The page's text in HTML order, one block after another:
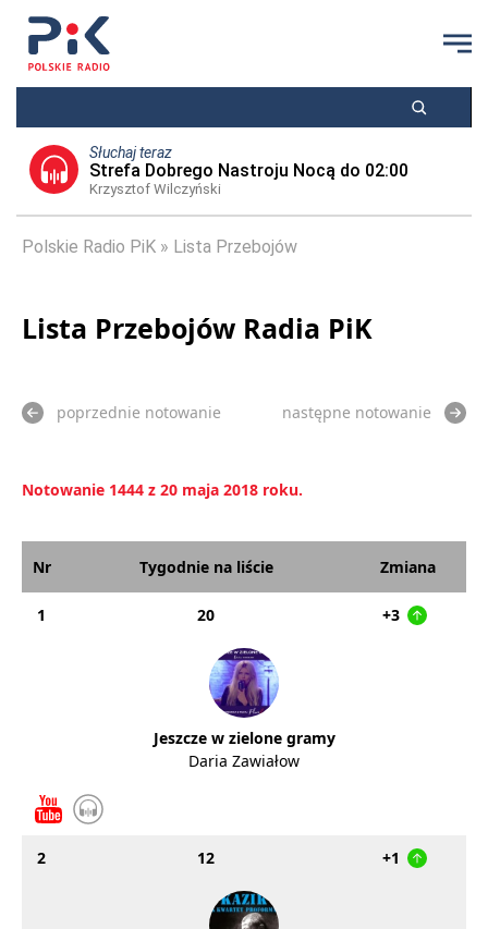
Słuchaj teraz
Strefa Dobrego Nastroju Nocą do 02:00
Krzysztof Wilczyński
Polskie Radio PiK Lista Przebojów
Lista Przebojów Radia PiK
poprzednie notowanie następne notowanie
Notowanie 1444 z 20 maja 2018 roku.
Nr Tygodnie na liście Zmiana
1 20 +3
Jeszcze w zielone gramy
Daria Zawiałow
2 12 +1